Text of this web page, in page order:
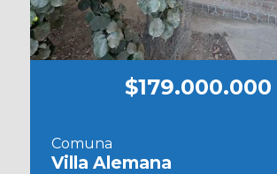
$179.000.000
Comuna
Villa Alemana